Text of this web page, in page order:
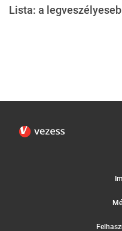
Lista: a